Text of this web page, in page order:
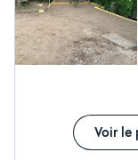
Voir le